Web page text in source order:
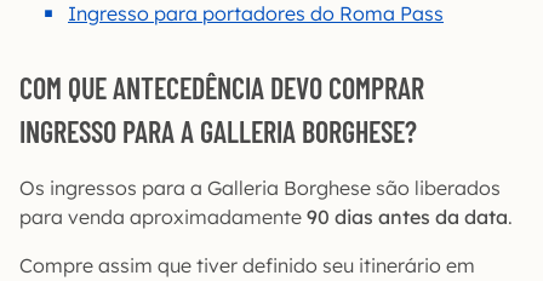
Ingresso para portadores do Roma Pass
COM QUE ANTECEDÊNCIA DEVO COMPRAR
INGRESSO PARA A GALLERIA BORGHESE?
Os ingressos para a Galleria Borghese são liberados
para venda aproximadamente 90 dias antes da data.
Compre assim que tiver definido seu itinerário em